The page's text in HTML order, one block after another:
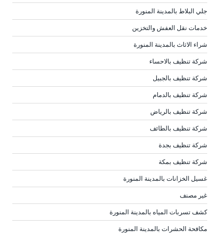
جلي البلاط بالمدينة المنورة
خدمات نقل العفش والتخزين
شراء الاثاث بالمدينة المنورة
شركة تنظيف بالاحساء
شركة تنظيف بالجبيل
شركة تنظيف بالدمام
شركة تنظيف بالرياض
شركة تنظيف بالطائف
شركة تنظيف بجدة
شركة تنظيف بمكة
غسيل الخزانات بالمدينة المنورة
غير مصنف
كشف تسربات المياه بالمدينة المنورة
مكافحة الحشرات بالمدينة المنورة